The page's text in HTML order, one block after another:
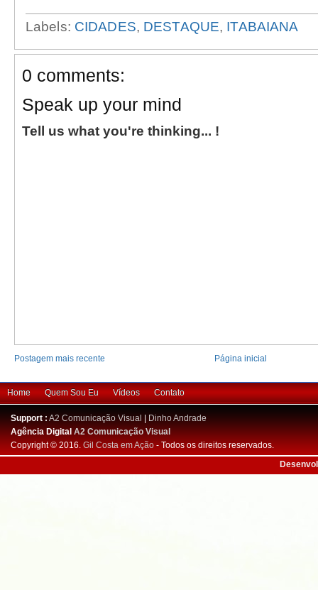
Labels: CIDADES, DESTAQUE, ITABAIANA
0 comments:
Speak up your mind
Tell us what you're thinking... !
Postagem mais recente Página inicial
Home Quem Sou Eu Vídeos Contato
Support : A2 Comunicação Visual | Dinho Andrade
Agência DigitalA2 Comunicação Visual
Copyright © 2016. Gil Costa em Ação - Todos os direitos reservados.